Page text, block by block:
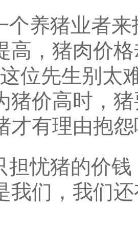
个养猪业者
高，猪肉价
位先生别太
猪价高时，
才有理由抱
担忧猪的价
我们，我们